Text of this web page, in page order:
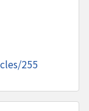
255